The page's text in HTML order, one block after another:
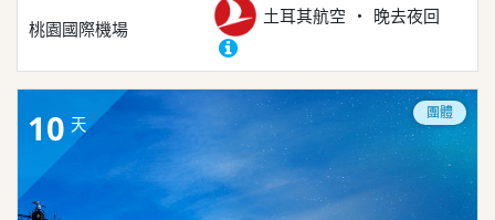
桃園國際機場
土耳其航空 晚去夜回
10 天
團體